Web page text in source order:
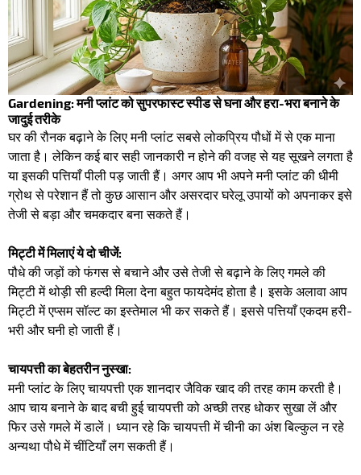
Gardening: मनी प्लांट को सुपरफास्ट स्पीड से घना और हरा-भरा बनाने के
जादुई तरीके
​घर की रौनक बढ़ाने के लिए मनी प्लांट सबसे लोकप्रिय पौधों में से एक माना
जाता है। लेकिन कई बार सही जानकारी न होने की वजह से यह सूखने लगता है
या इसकी पत्तियाँ पीली पड़ जाती हैं। अगर आप भी अपने मनी प्लांट की धीमी
ग्रोथ से परेशान हैं तो कुछ आसान और असरदार घरेलू उपायों को अपनाकर इसे
तेजी से बड़ा और चमकदार बना सकते हैं। ​
मिट्टी में मिलाएं ये दो चीजें:
​पौधे की जड़ों को फंगस से बचाने और उसे तेजी से बढ़ाने के लिए गमले की
मिट्टी में थोड़ी सी हल्दी मिला देना बहुत फायदेमंद होता है। इसके अलावा आप
मिट्टी में एप्सम सॉल्ट का इस्तेमाल भी कर सकते हैं। इससे पत्तियाँ एकदम हरी-
भरी और घनी हो जाती हैं। ​
चायपत्ती का बेहतरीन नुस्खा:
मनी प्लांट के लिए चायपत्ती एक शानदार जैविक खाद की तरह काम करती है।
आप चाय बनाने के बाद बची हुई चायपत्ती को अच्छी तरह धोकर सुखा लें और
फिर उसे गमले में डालें। ध्यान रहे कि चायपत्ती में चीनी का अंश बिल्कुल न रहे
अन्यथा पौधे में चींटियाँ लग सकती हैं। ​